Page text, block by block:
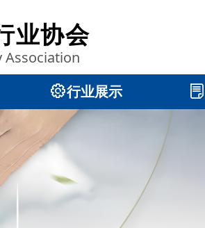
业协会
Association
ꂉ行业展示 ꂓ